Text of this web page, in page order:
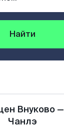
Найти
Внуково—
Чанлэ